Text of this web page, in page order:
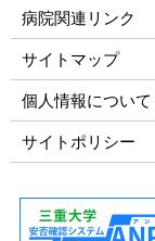
病院関連リンク
サイトマップ
個人情報について
サイトポリシー